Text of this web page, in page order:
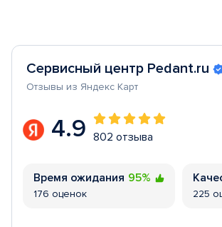
Сервисный центр Pedant.ru
Отзывы из Яндекс Карт
4.9 802 отзыва
Время ожидания 95%
176 оценок 225